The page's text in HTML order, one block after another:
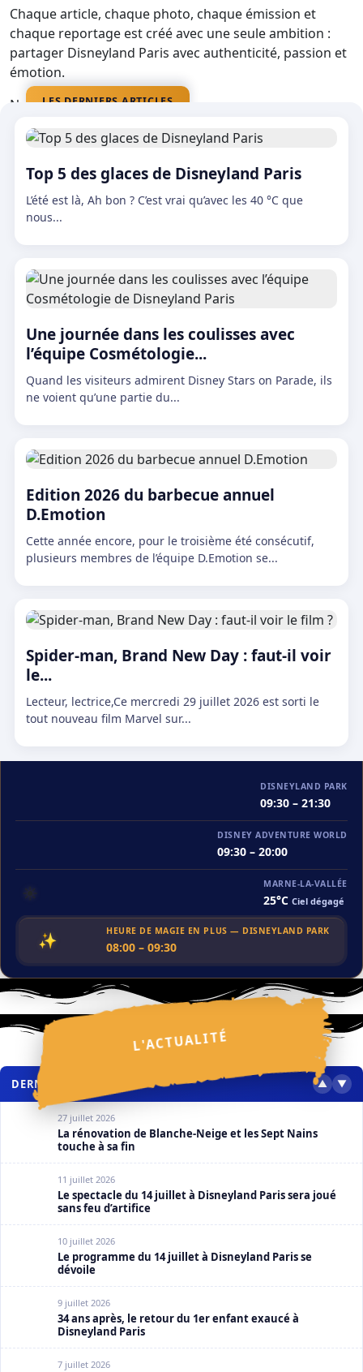
Chaque article, chaque photo, chaque émission et
chaque reportage est créé avec une seule ambition :
partager Disneyland Paris avec authenticité, passion et
émotion.
Nos médias
LES DERNIERS ARTICLES
Top 5 des glaces de Disneyland Paris
L’été est là, Ah bon ? C’est vrai qu’avec les 40 °C que
nous...
Une journée dans les coulisses avec
l’équipe Cosmétologie...
Quand les visiteurs admirent Disney Stars on Parade, ils
ne voient qu’une partie du...
Edition 2026 du barbecue annuel
D.Emotion
Cette année encore, pour le troisième été consécutif,
plusieurs membres de l’équipe D.Emotion se...
Spider-man, Brand New Day : faut-il voir
le...
Lecteur, lectrice,Ce mercredi 29 juillet 2026 est sorti le
tout nouveau film Marvel sur...
DISNEYLAND PARK
09:30 – 21:30
DISNEY ADVENTURE WORLD
09:30 – 20:00
☀️ MARNE-LA-VALLÉE
25°CCiel dégagé
✨ HEURE DE MAGIE EN PLUS — DISNEYLAND PARK
08:00 – 09:30
✦ L'ACTUALITÉ
Festival Halloween Disney 2026 : ce que l’on sait
30 juillet 2026
DERNIERS ARTICLES ▲ ▼
27 juillet 2026
La rénovation de Blanche-Neige et les Sept Nains
touche à sa fin
11 juillet 2026
Le spectacle du 14 juillet à Disneyland Paris sera joué
sans feu d’artifice
10 juillet 2026
Le programme du 14 juillet à Disneyland Paris se
dévoile
9 juillet 2026
34 ans après, le retour du 1er enfant exaucé à
Disneyland Paris
7 juillet 2026